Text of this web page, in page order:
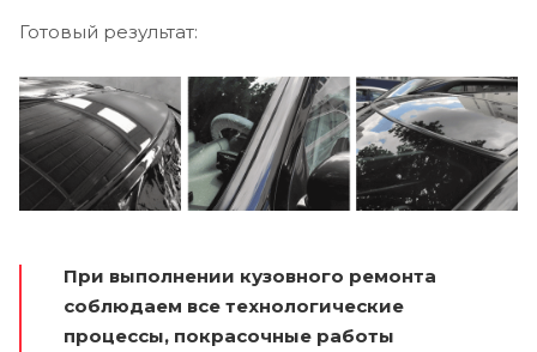
Готовый результат:
При выполнении кузовного ремонта
соблюдаем все технологические
процессы, покрасочные работы